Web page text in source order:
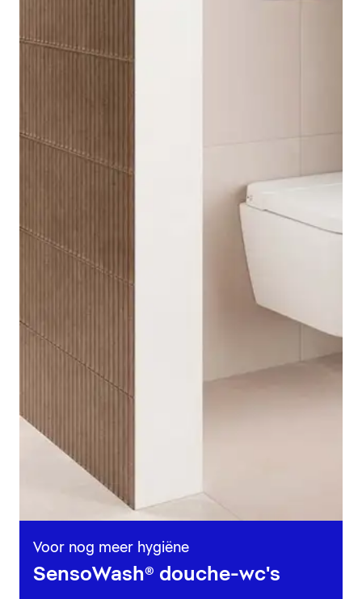
Voor nog meer hygiëne
SensoWash® douche-wc's